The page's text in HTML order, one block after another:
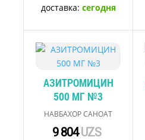
доставка: сегодня
АЗИТРОМИЦИН
500 МГ №3
НАВБАХОР САНОАТ
9 804UZS